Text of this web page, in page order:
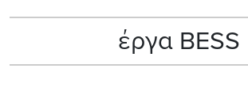
έργα BESS